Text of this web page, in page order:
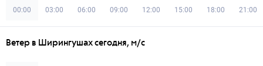
00:00 03:00 06:00 09:00 12:00 15:00 18:00 21:00
Ветер в Ширингушах сегодня, м/с